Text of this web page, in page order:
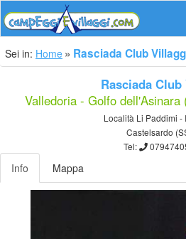
Sei in: Home Rasciada Club
Rasciada
Valledoria - Golfo
Località Li Paddimi -
Castelsardo
Tel:
Info Mappa